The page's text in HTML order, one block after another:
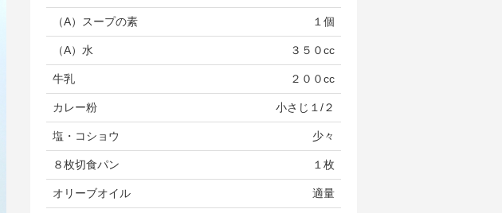
（A）スープの素 １個
（A）水 ３５０cc
牛乳 ２００cc
カレー粉 小さじ１/２
塩・コショウ 少々
８枚切食パン １枚
オリーブオイル 適量